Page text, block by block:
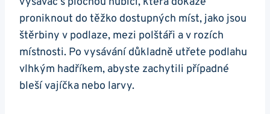
proniknout do těžko dostupných míst, jako jsou
štěrbiny v podlaze, mezi polštáři a v rozích
místnosti. Po vysávání důkladně utřete podlahu
vlhkým hadříkem, abyste zachytili případné
bleší vajíčka nebo larvy.